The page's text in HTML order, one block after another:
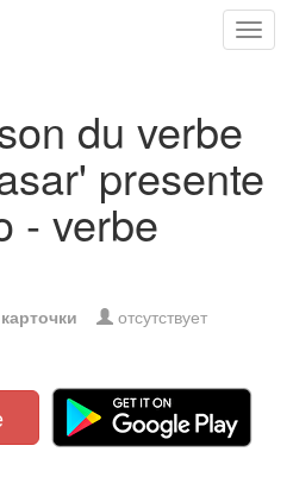
du verbe
presente
- verbe
отсутствует